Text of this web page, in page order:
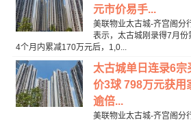
元市价易手...
美联物业太古城-齐宫阁分
表示，太古城刚录得7月
4个月内累减170万元后，1,0...
太古城单日连录6
价3球 798万元获用
逾倍...
美联物业太古城-齐宫阁分